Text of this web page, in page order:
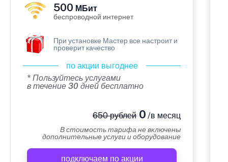
500 МБит
беспроводной интернет
При установке Мастер все настроит и
проверит качество
по акции выгоднее
* Пользуйтесь услугами
в течение 30 дней бесплатно
650 рублей0 /в месяц
В стоимость тарифа не включены
дополнительные услуги и оборудование
подключаем по акции